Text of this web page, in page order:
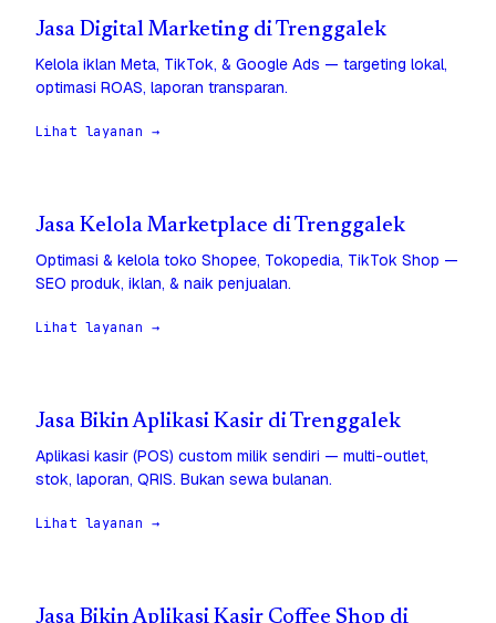
Jasa Digital Marketing di Trenggalek
Kelola iklan Meta, TikTok, & Google Ads — targeting lokal,
optimasi ROAS, laporan transparan.
Lihat layanan →
Jasa Kelola Marketplace di Trenggalek
Optimasi & kelola toko Shopee, Tokopedia, TikTok Shop —
SEO produk, iklan, & naik penjualan.
Lihat layanan →
Jasa Bikin Aplikasi Kasir di Trenggalek
Aplikasi kasir (POS) custom milik sendiri — multi-outlet,
stok, laporan, QRIS. Bukan sewa bulanan.
Lihat layanan →
Jasa Bikin Aplikasi Kasir Coffee Shop di